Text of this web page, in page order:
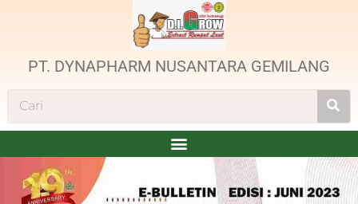
PT. DYNAPHARM NUSANTARA GEMILANG